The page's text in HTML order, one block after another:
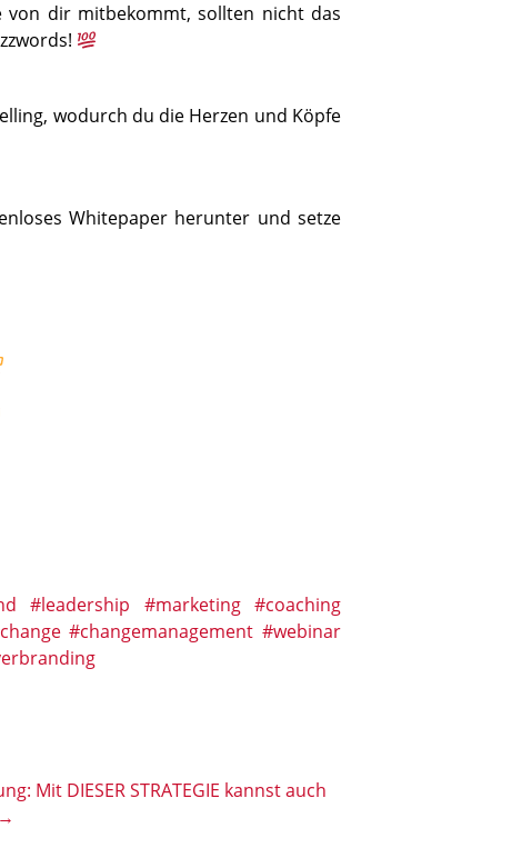
von dir mitbekommt, sollten nicht das
wodurch du die Herzen und Köpfe
Whitepaper herunter und setze
#leadership #marketing #coaching
#changemanagement #webinar
Mit DIESER STRATEGIE kannst auch
→